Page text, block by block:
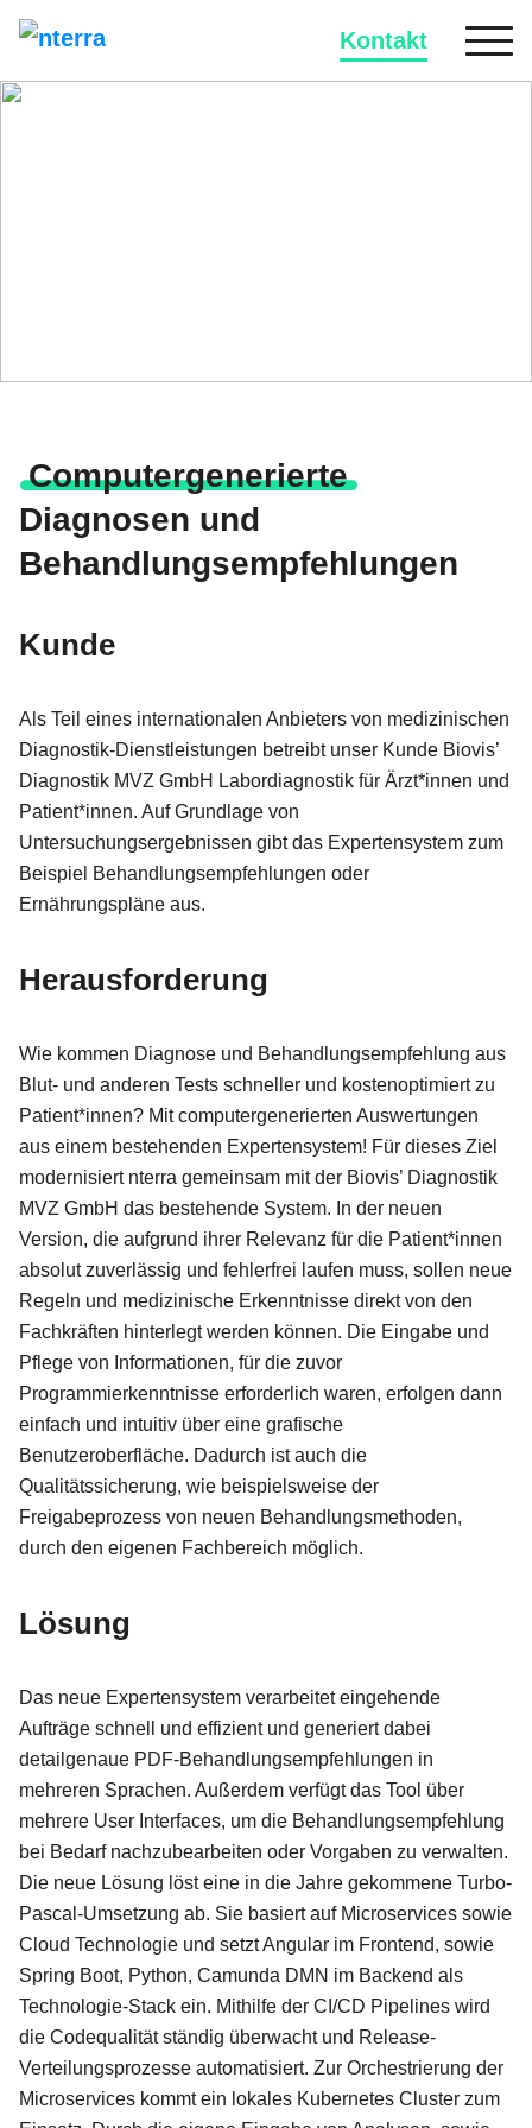
Kontakt
Computergenerierte
Diagnosen und
Behandlungsempfehlungen
Kunde
Als Teil eines internationalen Anbieters von medizinischen
Diagnostik-Dienstleistungen betreibt unser Kunde Biovis’
Diagnostik MVZ GmbH Labordiagnostik für Ärzt*innen und
Patient*innen. Auf Grundlage von
Untersuchungsergebnissen gibt das Expertensystem zum
Beispiel Behandlungsempfehlungen oder
Ernährungspläne aus.
Herausforderung
Wie kommen Diagnose und Behandlungsempfehlung aus
Blut- und anderen Tests schneller und kostenoptimiert zu
Patient*innen? Mit computergenerierten Auswertungen
aus einem bestehenden Expertensystem! Für dieses Ziel
modernisiert nterra gemeinsam mit der Biovis’ Diagnostik
MVZ GmbH das bestehende System. In der neuen
Version, die aufgrund ihrer Relevanz für die Patient*innen
absolut zuverlässig und fehlerfrei laufen muss, sollen neue
Regeln und medizinische Erkenntnisse direkt von den
Fachkräften hinterlegt werden können. Die Eingabe und
Pflege von Informationen, für die zuvor
Programmierkenntnisse erforderlich waren, erfolgen dann
einfach und intuitiv über eine grafische
Benutzeroberfläche. Dadurch ist auch die
Qualitätssicherung, wie beispielsweise der
Freigabeprozess von neuen Behandlungsmethoden,
durch den eigenen Fachbereich möglich.
Lösung
Das neue Expertensystem verarbeitet eingehende
Aufträge schnell und effizient und generiert dabei
detailgenaue PDF-Behandlungsempfehlungen in
mehreren Sprachen. Außerdem verfügt das Tool über
mehrere User Interfaces, um die Behandlungsempfehlung
bei Bedarf nachzubearbeiten oder Vorgaben zu verwalten.
Die neue Lösung löst eine in die Jahre gekommene Turbo-
Pascal-Umsetzung ab. Sie basiert auf Microservices sowie
Cloud Technologie und setzt Angular im Frontend, sowie
Spring Boot, Python, Camunda DMN im Backend als
Technologie-Stack ein. Mithilfe der CI/CD Pipelines wird
die Codequalität ständig überwacht und Release-
Verteilungsprozesse automatisiert. Zur Orchestrierung der
Microservices kommt ein lokales Kubernetes Cluster zum